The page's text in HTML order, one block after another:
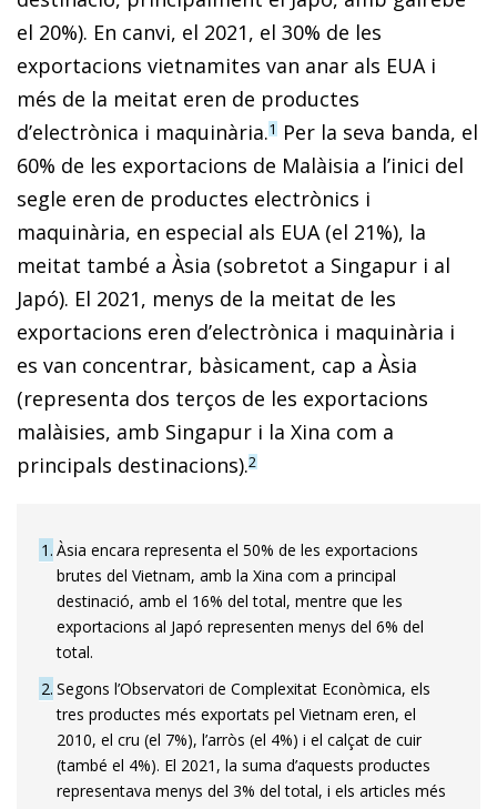
el 20%). En canvi, el 2021, el 30% de les
exportacions vietnamites van anar als EUA i
més de la meitat eren de productes
d’electrònica i maquinària.1 Per la seva banda, el
60% de les exportacions de Malàisia a l’inici del
segle eren de productes electrònics i
maquinària, en especial als EUA (el 21%), la
meitat també a Àsia (sobretot a Singapur i al
Japó). El 2021, menys de la meitat de les
exportacions eren d’electrònica i maquinària i
es van concentrar, bàsicament, cap a Àsia
(representa dos terços de les exportacions
malàisies, amb Singapur i la Xina com a
principals destinacions).2
1 Àsia encara representa el 50% de les exportacions
brutes del Vietnam, amb la Xina com a principal
destinació, amb el 16% del total, mentre que les
exportacions al Japó representen menys del 6% del
total.
2 Segons l’Observatori de Complexitat Econòmica, els
tres productes més exportats pel Vietnam eren, el
2010, el cru (el 7%), l’arròs (el 4%) i el calçat de cuir
(també el 4%). El 2021, la suma d’aquests productes
representava menys del 3% del total, i els articles més